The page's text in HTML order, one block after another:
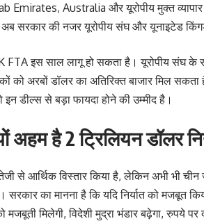
Emirates, Australia और यूरोपीय मुक्त
सरकार की नजर यूरोपीय संघ और यूनाइटेड
FTA इस साल लागू हो सकता है। यूरोपीय संघ के
को अरबों डॉलर का अतिरिक्त बाजार मिल
डील्स से बड़ा फायदा होने की उम्मीद है।
अहम है 2 ट्रिलियन डॉलर
से आर्थिक विस्तार किया है, लेकिन अभी भी
सरकार का मानना है कि यदि निर्यात को मजबूत
मजबूती मिलेगी, विदेशी मुद्रा भंडार बढ़ेगा, रुपये